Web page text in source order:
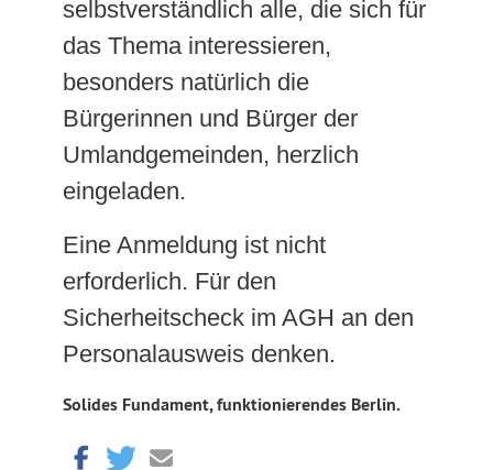
selbstverständlich alle, die sich für
das Thema interessieren,
besonders natürlich die
Bürgerinnen und Bürger der
Umlandgemeinden, herzlich
eingeladen.
Eine Anmeldung ist nicht
erforderlich. Für den
Sicherheitscheck im AGH an den
Personalausweis denken.
Solides Fundament, funktionierendes Berlin.